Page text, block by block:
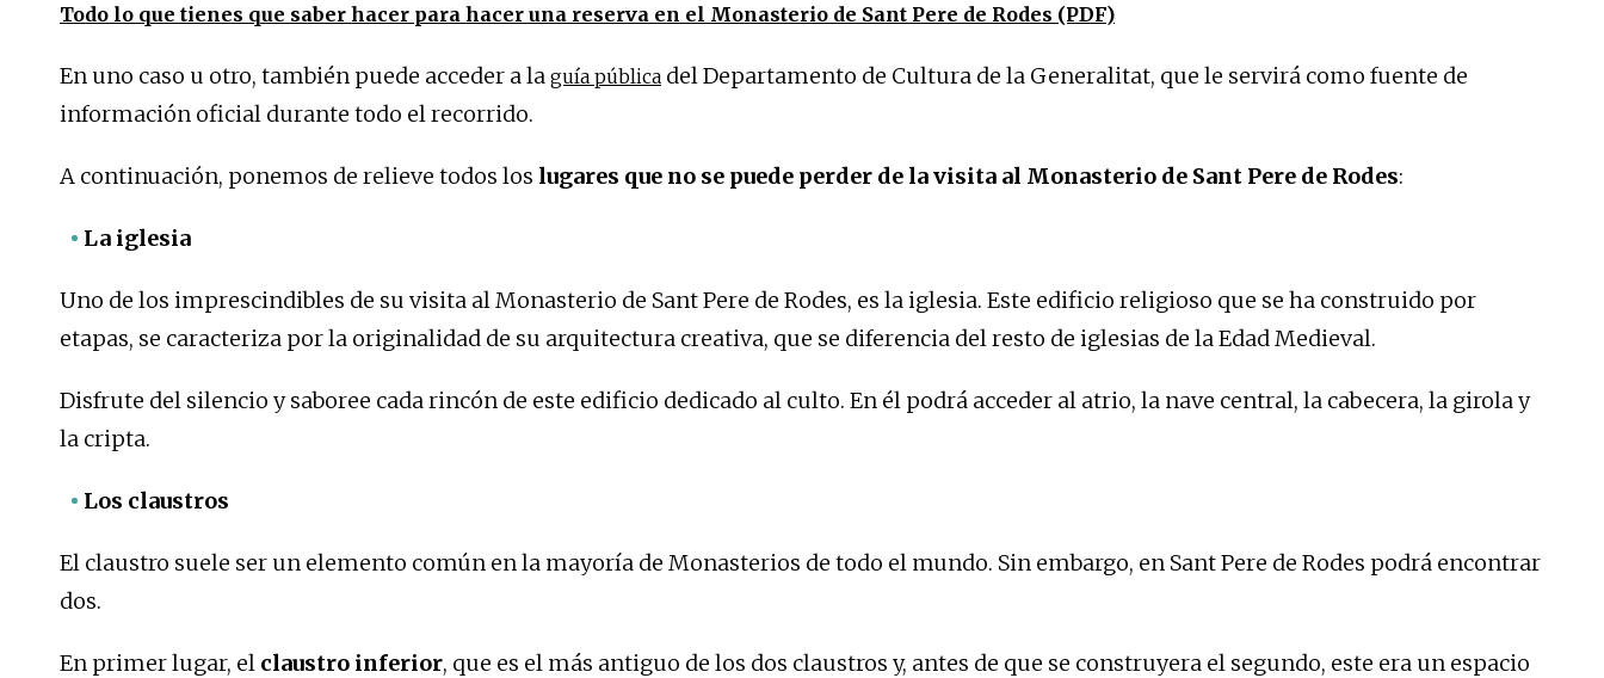
Todo lo que tienes que saber hacer para hacer una reserva en el Monasterio de Sant Pere de Rodes (PDF)
En uno caso u otro, también puede acceder a la guía pública del Departamento de Cultura de la Generalitat, que le servirá como fuente de
información oficial durante todo el recorrido.
A continuación, ponemos de relieve todos los lugares que no se puede perder de la visita al Monasterio de Sant Pere de Rodes:
La iglesia
Uno de los imprescindibles de su visita al Monasterio de Sant Pere de Rodes, es la iglesia. Este edificio religioso que se ha construido por
etapas, se caracteriza por la originalidad de su arquitectura creativa, que se diferencia del resto de iglesias de la Edad Medieval.
Disfrute del silencio y saboree cada rincón de este edificio dedicado al culto. En él podrá acceder al atrio, la nave central, la cabecera, la girola y
la cripta.
Los claustros
El claustro suele ser un elemento común en la mayoría de Monasterios de todo el mundo. Sin embargo, en Sant Pere de Rodes podrá encontrar
dos.
En primer lugar, el claustro inferior, que es el más antiguo de los dos claustros y, antes de que se construyera el segundo, este era un espacio